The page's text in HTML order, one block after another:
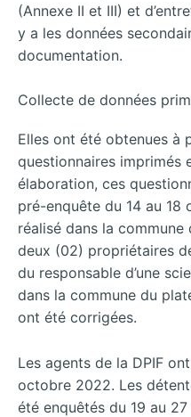
(Annexe II et III) et
y a les données
documentation.
Collecte de données
Elles ont été obtenues à
questionnaires imprimés
élaboration, ces
pré-enquête du 14 au
réalisé dans la
deux (02) propriétaires
du responsable d’une
dans la commune du
ont été corrigées.
Les agents de la DPIF
octobre 2022. Les
été enquêtés du 19 au